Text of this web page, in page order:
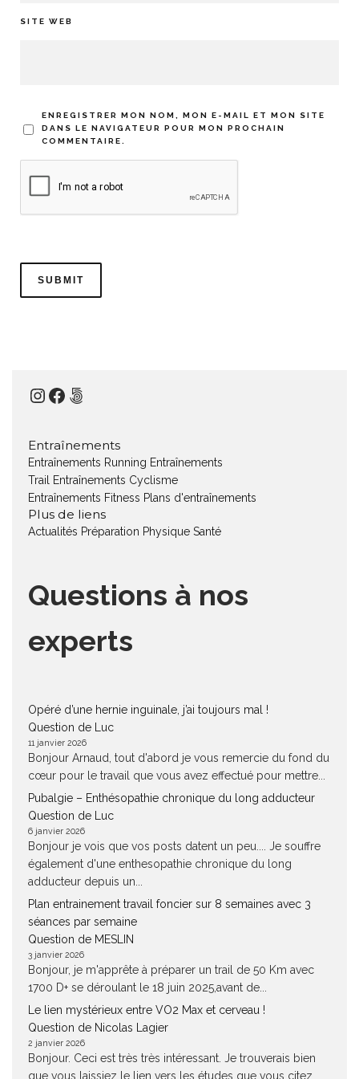
SITE WEB
ENREGISTRER MON NOM, MON E-MAIL ET MON SITE
DANS LE NAVIGATEUR POUR MON PROCHAIN
COMMENTAIRE.
Instagram
Facebook
500px
Entraînements
Entraînements Running Entraînements
Trail
Entraînements Cyclisme
Entraînements Fitness Plans d'entraînements
Plus de liens
Actualités Préparation Physique Santé
Questions à nos
experts
Opéré d’une hernie inguinale, j’ai toujours mal !
Question de Luc
11 janvier 2026
Bonjour Arnaud, tout d'abord je vous remercie du fond du
cœur pour le travail que vous avez effectué pour mettre...
Pubalgie – Enthésopathie chronique du long adducteur
Question de Luc
6 janvier 2026
Bonjour je vois que vos posts datent un peu.... Je souffre
également d'une enthesopathie chronique du long
adducteur depuis un...
Plan entrainement travail foncier sur 8 semaines avec 3
séances par semaine
Question de MESLIN
3 janvier 2026
Bonjour, je m'apprête à préparer un trail de 50 Km avec
1700 D+ se déroulant le 18 juin 2025,avant de...
Le lien mystérieux entre VO2 Max et cerveau !
Question de Nicolas Lagier
2 janvier 2026
Bonjour. Ceci est très très intéressant. Je trouverais bien
que vous laissiez le lien vers les études que vous citez....